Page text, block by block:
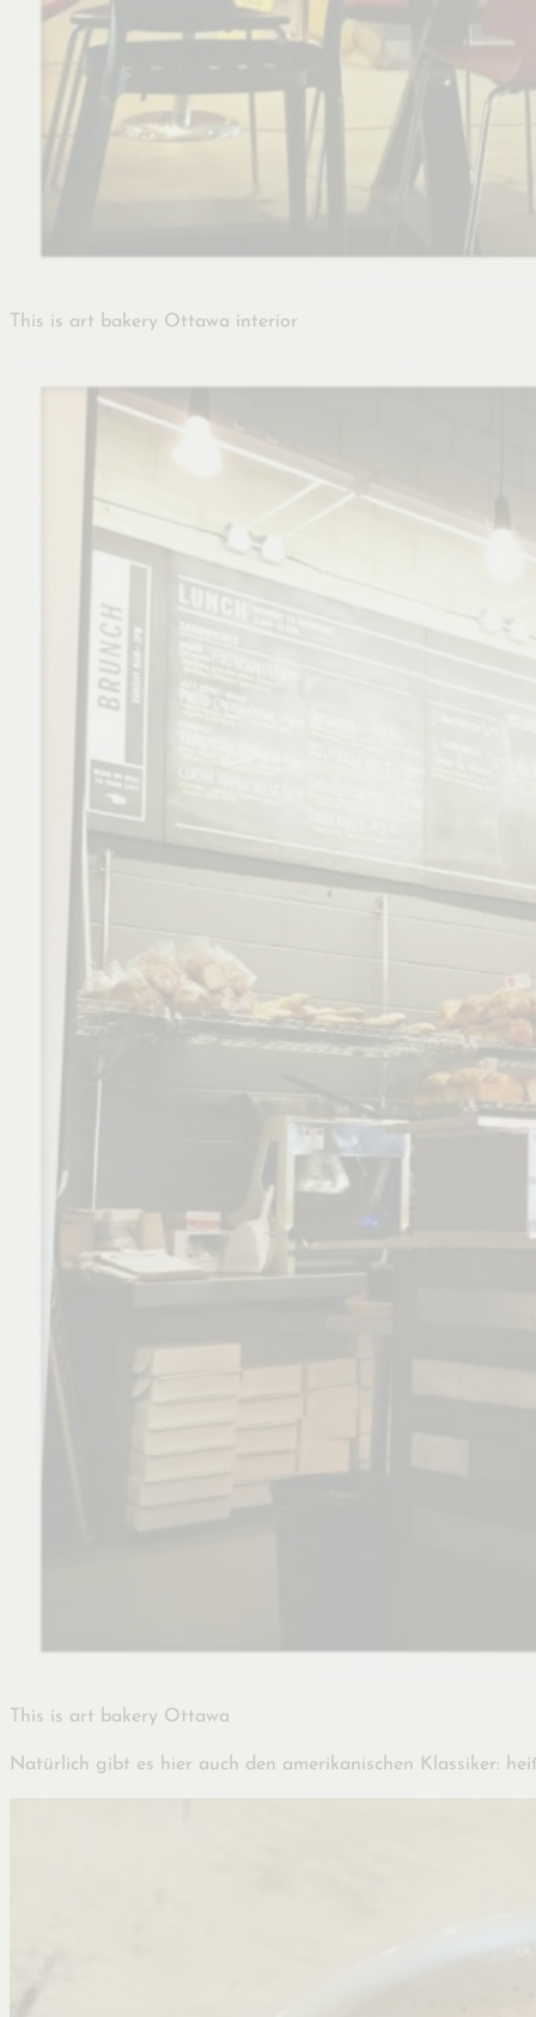
This is art bakery Ottawa interior
This is art bakery Ottawa
Natürlich gibt es hier auch den amerikanischen Klassiker: